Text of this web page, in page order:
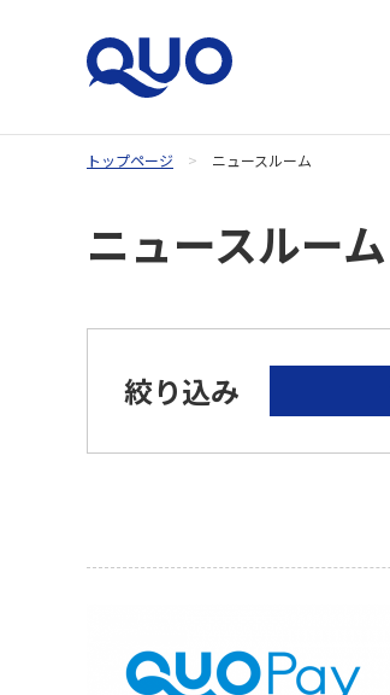
トップページ ニュースルーム
ニュースルーム
絞り込み